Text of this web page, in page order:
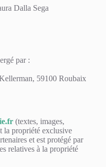
Dalla Sega
par :
59100 Roubaix
(textes, images,
la propriété exclusive
et est protégé par
relatives à la propriété